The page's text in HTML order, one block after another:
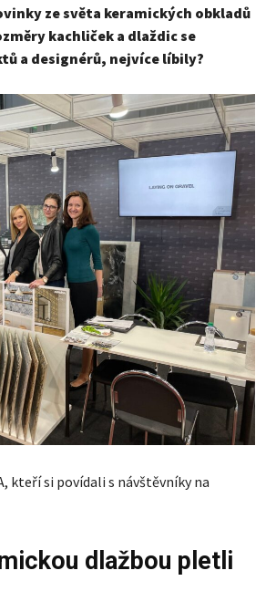
ze světa keramických obkladů
kachliček a dlaždic se
a designérů, nejvíce líbily?
kteří si povídali s návštěvníky na
dlažbou pletli